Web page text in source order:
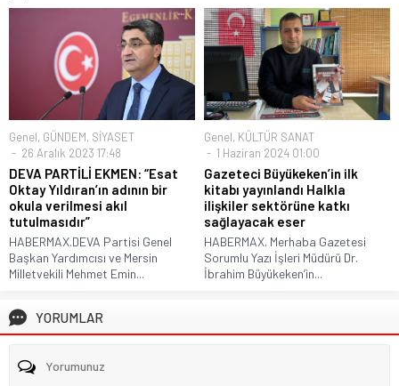
Genel, GÜNDEM, SİYASET
26 Aralık 2023 17:48
DEVA PARTİLİ EKMEN: “Esat
Oktay Yıldıran’ın adının bir
okula verilmesi akıl
tutulmasıdır”
HABERMAX.DEVA Partisi Genel
Başkan Yardımcısı ve Mersin
Milletvekili Mehmet Emin...
Genel, KÜLTÜR SANAT
1 Haziran 2024 01:00
Gazeteci Büyükeken’in ilk
kitabı yayınlandı Halkla
ilişkiler sektörüne katkı
sağlayacak eser
HABERMAX. Merhaba Gazetesi
Sorumlu Yazı İşleri Müdürü Dr.
İbrahim Büyükeken’in...
YORUMLAR